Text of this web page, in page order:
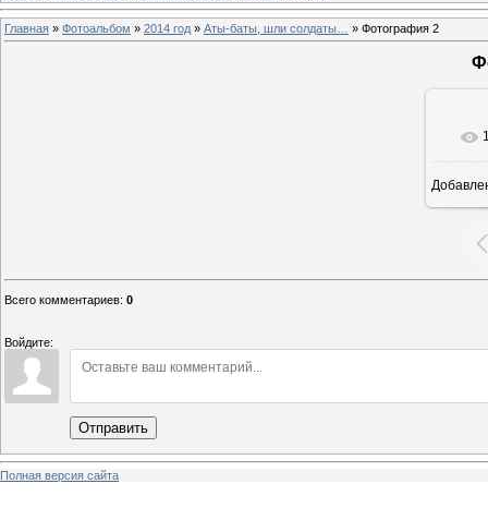
Главная » Фотоальбом » 2014 год » Аты-баты, шли солдаты… » Фотография 2
Всего комментариев: 0
Войдите:
Отправить
Полная версия сайта